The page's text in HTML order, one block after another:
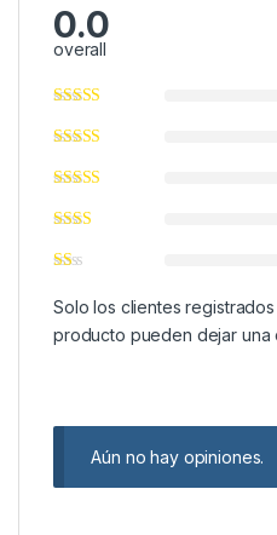
0.0
overall
Solo los clientes
producto pueden dejar una
Aún no hay opiniones.